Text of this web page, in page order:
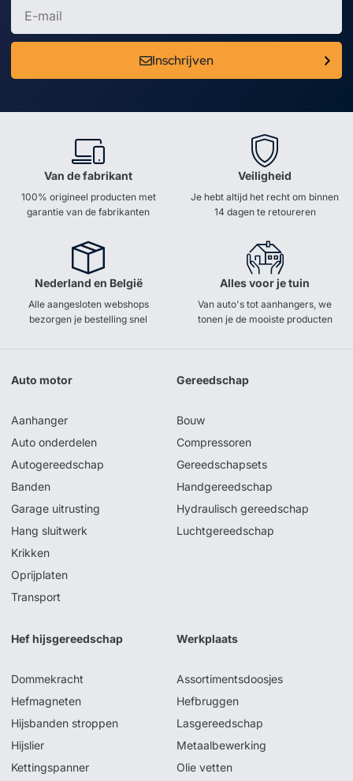
Inschrijven
Van de fabrikant
100% origineel producten met
garantie van de fabrikanten
Veiligheid
Je hebt altijd het recht om binnen
14 dagen te retoureren
Nederland en België
Alle aangesloten webshops
bezorgen je bestelling snel
Alles voor je tuin
Van auto's tot aanhangers, we
tonen je de mooiste producten
Auto motor
Aanhanger
Auto onderdelen
Autogereedschap
Banden
Garage uitrusting
Hang sluitwerk
Krikken
Oprijplaten
Transport
Gereedschap
Bouw
Compressoren
Gereedschapsets
Handgereedschap
Hydraulisch gereedschap
Luchtgereedschap
Hef hijsgereedschap
Dommekracht
Hefmagneten
Hijsbanden stroppen
Hijslier
Kettingspanner
Werkplaats
Assortimentsdoosjes
Hefbruggen
Lasgereedschap
Metaalbewerking
Olie vetten